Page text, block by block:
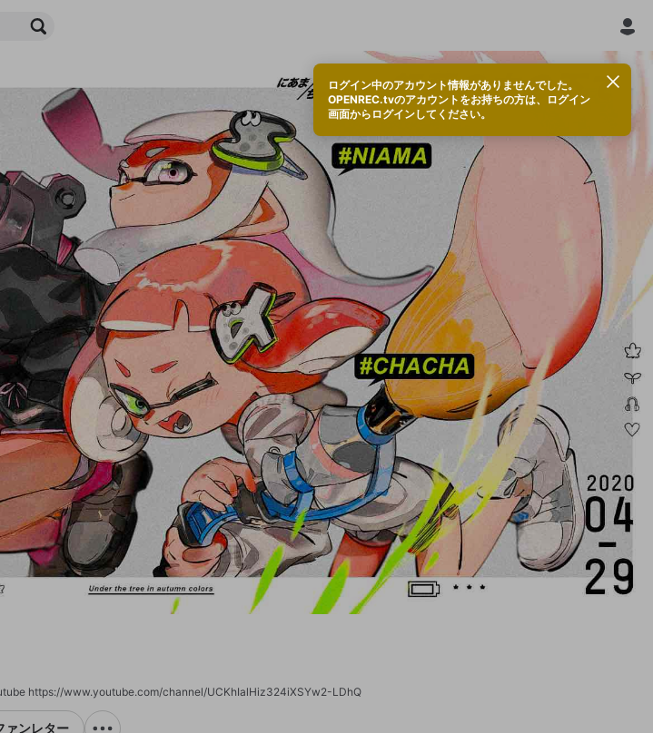
ログイン中のアカウント情報がありませんでした。
OPENREC.tvのアカウントをお持ちの方は、ログイン
画面からログインしてください。
ァンレター
https://www.youtube.com/channel/UCKhIalHiz324iXSYw2-LDhQ